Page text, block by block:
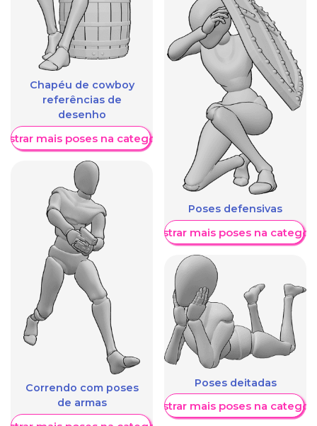
Chapéu de cowboy
referências de
desenho
mais poses na categoria
Correndo com poses
de armas
Poses defensivas
Mostrar mais poses na
Poses deitadas
Mostrar mais poses na